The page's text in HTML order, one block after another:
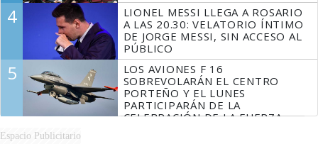
4
LIONEL MESSI LLEGA A ROSARIO
A LAS 20.30: VELATORIO ÍNTIMO
DE JORGE MESSI, SIN ACCESO AL
PÚBLICO
5
LOS AVIONES F 16
SOBREVOLARÁN EL CENTRO
PORTEÑO Y EL LUNES
PARTICIPARÁN DE LA
CELEBRACIÓN DE LA FUERZA
Espacio Publicitario